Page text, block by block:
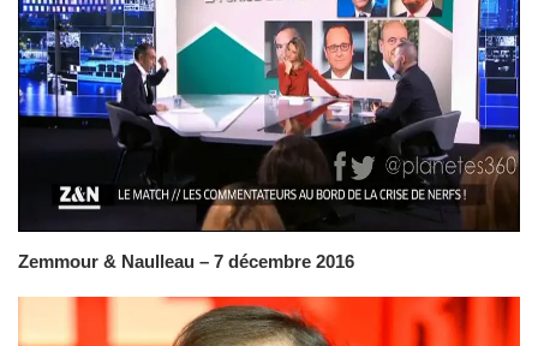
Zemmour & Naulleau – 7 décembre 2016